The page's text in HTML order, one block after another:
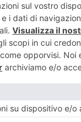
e la paura,